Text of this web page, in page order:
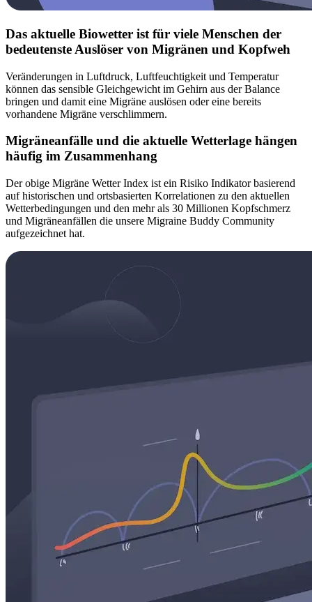
Das aktuelle Biowetter ist für viele Menschen der
bedeutenste Auslöser von Migränen und Kopfweh
Veränderungen in Luftdruck, Luftfeuchtigkeit und Temperatur
können das sensible Gleichgewicht im Gehirn aus der Balance
bringen und damit eine Migräne auslösen oder eine bereits
vorhandene Migräne verschlimmern.
Migräneanfälle und die aktuelle Wetterlage hängen
häufig im Zusammenhang
Der obige Migräne Wetter Index ist ein Risiko Indikator basierend
auf historischen und ortsbasierten Korrelationen zu den aktuellen
Wetterbedingungen und den mehr als 30 Millionen Kopfschmerz
und Migräneanfällen die unsere Migraine Buddy Community
aufgezeichnet hat.